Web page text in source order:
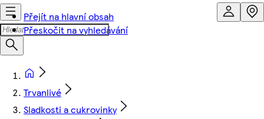
Přejít na hlavní obsah
Přeskočit na vyhledávání
Trvanlivé
Sladkosti a cukrovinky